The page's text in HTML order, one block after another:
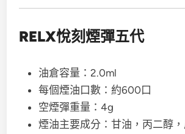
RELX悅刻煙彈五代
油倉容量：2.0ml
每個煙油口數：約600口
空煙彈重量：4g
煙油主要成分：甘油，丙二醇